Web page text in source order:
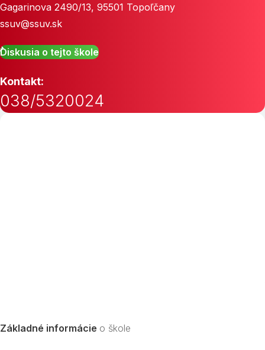
Gagarinova 2490/13, 95501 Topoľčany
ssuv@ssuv.sk
Diskusia o tejto škole
Kontakt:
038/5320024
Základné informácie o škole